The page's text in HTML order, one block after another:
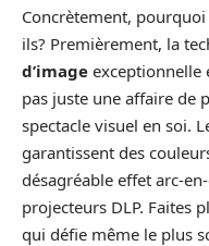
Concrètement,
ils? Premièrement, la
d’image exceptionnelle
pas juste une affaire de
spectacle visuel en soi.
garantissent des
désagréable effet arc-
projecteurs DLP. Faites
qui défie même le plus